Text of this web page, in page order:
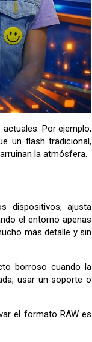
Por ejemplo,
un flash tradicional,
la atmósfera.
dispositivos, ajusta
el entorno apenas
más detalle y sin
borroso cuando la
usar un soporte o
el formato RAW es